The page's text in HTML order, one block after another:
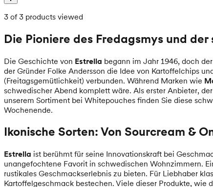
3 of 3 products viewed
Die Pioniere des Fredagsmys und
Die Geschichte von Estrella begann im Jahr 1946, doch
der Gründer Folke Andersson die Idee von Kartoffelchips
(Freitagsgemütlichkeit) verbunden. Während Marken wie
schwedischer Abend komplett wäre. Als erster Anbieter,
unserem Sortiment bei Whitepouches finden Sie diese
Wochenende.
Ikonische Sorten: Von Sourcream &
Estrella ist berühmt für seine Innovationskraft bei
unangefochtene Favorit in schwedischen Wohnzimmern.
rustikales Geschmackserlebnis zu bieten. Für Liebhaber
Kartoffelgeschmack bestechen. Viele dieser Produkte, wie